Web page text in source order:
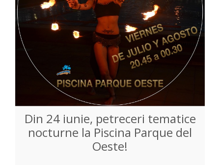
Din 24 iunie, petreceri tematice
nocturne la Piscina Parque del
Oeste!